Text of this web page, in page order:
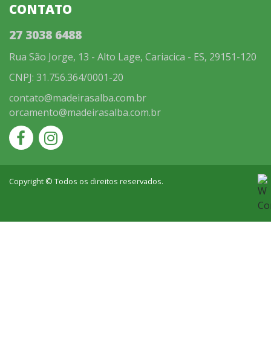
CONTATO
27 3038 6488
Rua São Jorge, 13 - Alto Lage, Cariacica - ES, 29151-120
CNPJ: 31.756.364/0001-20
contato@madeirasalba.com.br
orcamento@madeirasalba.com.br
Copyright © Todos os direitos reservados.